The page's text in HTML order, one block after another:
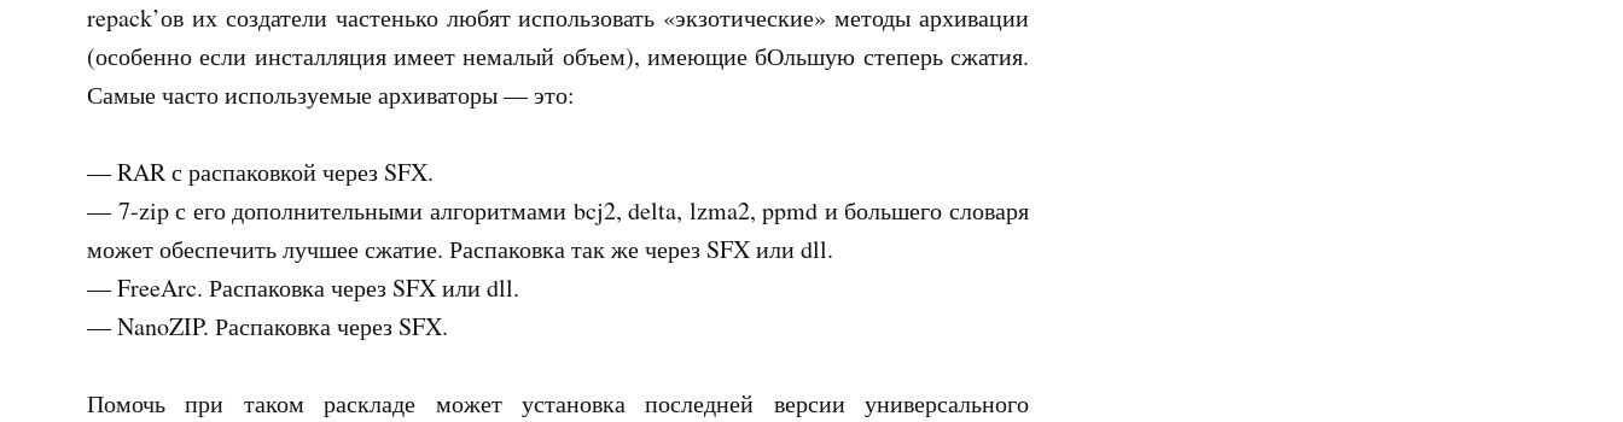
repack’ов их создатели частенько любят использовать «экзотические» методы архивации
(особенно если инсталляция имеет немалый объем), имеющие бОльшую степерь сжатия.
Самые часто используемые архиваторы — это:
— RAR с распаковкой через SFX.
— 7-zip с его дополнительными алгоритмами bcj2, delta, lzma2, ppmd и большего словаря
может обеспечить лучшее сжатие. Распаковка так же через SFX или dll.
— FreeArc. Распаковка через SFX или dll.
— NanoZIP. Распаковка через SFX.
Помочь при таком раскладе может установка последней версии универсального